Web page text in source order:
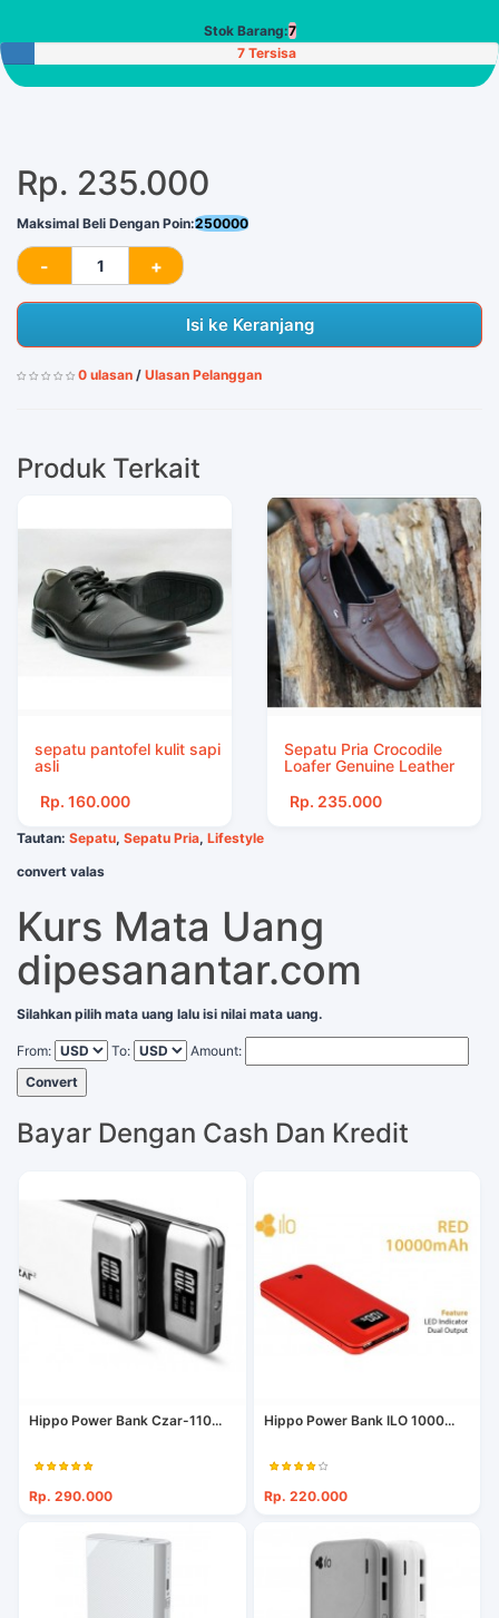
Stok Barang:7
7 Tersisa
Rp. 235.000
Maksimal Beli Dengan Poin:250000
Isi ke Keranjang
0 ulasan / Ulasan Pelanggan
Produk Terkait
sepatu pantofel kulit sapi
asli
Rp. 160.000
Sepatu Pria Crocodile
Loafer Genuine Leather
Rp. 235.000
Tautan: Sepatu, Sepatu Pria, Lifestyle
convert valas
Kurs Mata Uang
dipesanantar.com
Silahkan pilih mata uang lalu isi nilai mata uang.
From: To:
Amount:
Convert
Bayar Dengan Cash Dan Kredit
Hippo Power Bank Czar-110...
Rp. 290.000
Hippo Power Bank ILO 1000...
Rp. 220.000